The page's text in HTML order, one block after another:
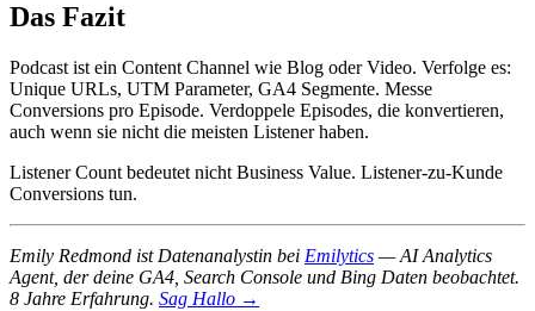
Das Fazit
Podcast ist ein Content Channel wie Blog oder Video. Verfolge es:
Unique URLs, UTM Parameter, GA4 Segmente. Messe
Conversions pro Episode. Verdoppele Episodes, die konvertieren,
auch wenn sie nicht die meisten Listener haben.
Listener Count bedeutet nicht Business Value. Listener-zu-Kunde
Conversions tun.
Emily Redmond ist Datenanalystin bei Emilytics — AI Analytics
Agent, der deine GA4, Search Console und Bing Daten beobachtet.
8 Jahre Erfahrung. Sag Hallo →